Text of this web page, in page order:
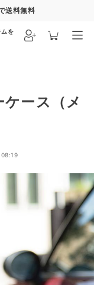
送料無料
ムを
ケース（メ